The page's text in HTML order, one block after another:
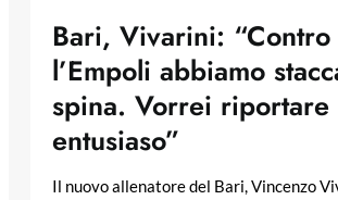
Bari, Vivarini: “Contro
l’Empoli abbiamo
spina. Vorrei riportare
entusiaso”
Il nuovo allenatore del Bari, Vincenzo